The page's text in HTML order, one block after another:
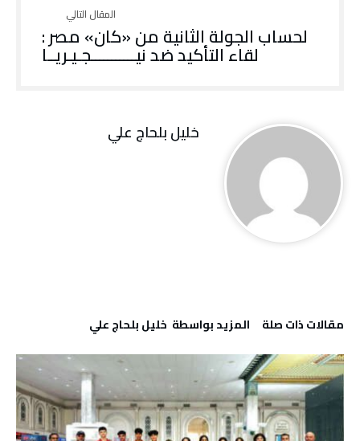
لحساب الجولة الثانية من «كان» مصر :
لقاء التأكيد ضد نيـــــــــــجـيـريــا
خليل‭ ‬بلحاج‭ ‬علي
‫مقالات ذات صلة‬ ‫‫المزيد بواسطة‬ ‬ خليل‭ ‬بلحاج‭ ‬علي